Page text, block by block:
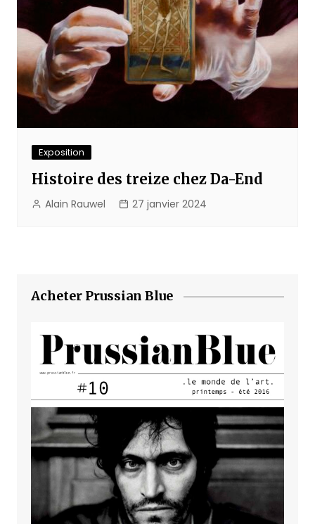
Exposition
Histoire des treize chez Da-End
Alain Rauwel 27 janvier 2024
Acheter Prussian Blue